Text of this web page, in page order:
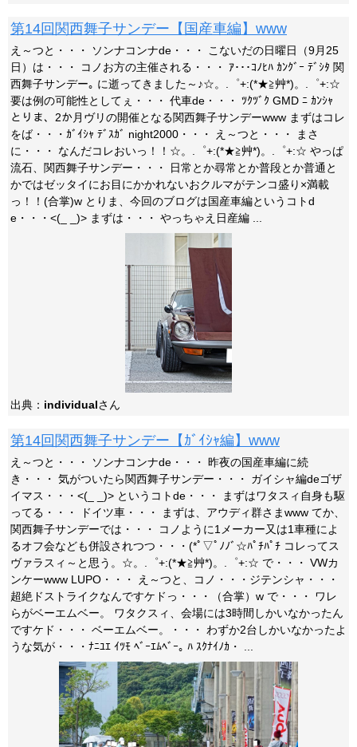
第14回関西舞子サンデー【国産車編】www
え～つと・・・ ソンナコンナde・・・ こないだの日曜日（9月25
日）は・・・ コノお方の主催される・・・ ｱ･･･ｺﾉﾋﾊ ｶﾝｸﾞｰ ﾃﾞｼﾀ 関
西舞子サンデー｡ に逝ってきました～♪☆。.゜+:(*★≧艸*)。.゜+:☆
要は例の可能性としてぇ・・・ 代車de・・・ ﾂｸﾂﾞｸ GMD ﾆ ｶﾝｼｬ
とりま、2か月ヴリの開催となる関西舞子サンデーwww まずはコレ
をば・・・ｶﾞｲｼｬ ﾃﾞｽｶﾞ night2000・・・ え～つと・・・ まさ
に・・・ なんだコレおいっ！！☆。.゜+:(*★≧艸*)。.゜+:☆ やっぱ
流石、関西舞子サンデー・・・ 日常とか尋常とか普段とか普通と
かではゼッタイにお目にかかれないおクルマがテンコ盛り×満載
っ！！(合掌)w とりま、今回のブログは国産車編というコトd
e・・・<(_ _)> まずは・・・ やっちゃえ日産編 ...
出典： individualさん
第14回関西舞子サンデー【ｶﾞｲｼｬ編】www
え～つと・・・ ソンナコンナde・・・ 昨夜の国産車編に続
き・・・ 気がついたら関西舞子サンデー・・・ ガイシャ編deゴザ
イマス・・・<(_ _)> というコトde・・・ まずはワタスィ自身も駆
ってる・・・ ドイツ車・・・ まずは、アウディ群さまwww てか、
関西舞子サンデーでは・・・ コノように1メーカー又は1車種によ
るオフ会なども併設されつつ・・・(*ﾟ▽ﾟﾉﾉﾞ☆ﾊﾟﾁﾊﾟﾁ コレってス
ヴァラスィ～と思う。☆。.゜+:(*★≧艸*)。.゜+:☆ で・・・ VWカ
ンケーwww LUPO・・・ え～つと、コノ・・・ジテンシャ・・・
超絶ドストライクなんですケドっ・・・（合掌）w で・・・ ワレ
らがベーエムベー。 ワタクスィ、会場には3時間しかいなかったん
ですケド・・・ ベーエムベー。・・・ わずか2台しかいなかったよ
うな気が・・・ﾅﾆﾕｴ ｲﾂﾓ ﾍﾞｰｴﾑﾍﾞｰ｡ ﾊ ｽｸﾅｲﾉｶ・ ...